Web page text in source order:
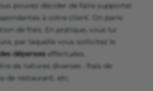
pouvez décider de faire supporter
à votre client. On parle
de frais. En pratique, vous lui
par laquelle vous sollicitez le
dépenses effectuées.
de natures diverses : frais de
de restaurant, etc.